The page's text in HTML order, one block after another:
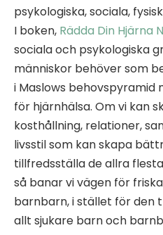
psykologiska, sociala,
I boken, Rädda Din Hjärna
sociala och psykologiska
människor behöver som
i Maslows behovspyramid
för hjärnhälsa. Om vi kan
kosthållning, relationer,
livsstil som kan skapa
tillfredsställa de allra
så banar vi vägen för
barnbarn, i stället för den
allt sjukare barn och